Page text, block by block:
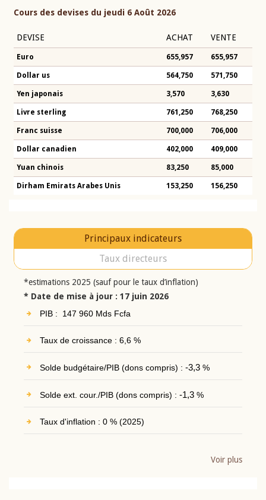
Cours des devises du jeudi 6 Août 2026
DEVISE ACHAT VENTE
Euro 655,957 655,957
Dollar us 564,750 571,750
Yen japonais 3,570 3,630
Livre sterling 761,250 768,250
Franc suisse 700,000 706,000
Dollar canadien 402,000 409,000
Yuan chinois 83,250 85,000
Dirham Emirats Arabes Unis 153,250 156,250
Principaux indicateurs
Taux directeurs
*estimations 2025 (sauf pour le taux d’inflation)
* Date de mise à jour : 17 juin 2026
PIB : 147 960 Mds Fcfa
Taux de croissance : 6,6 %
Solde budgétaire/PIB (dons compris) : -3,3%
Solde ext. cour./PIB (dons compris) : -1,3%
Taux d'inflation : 0 % (2025)
Voir plus